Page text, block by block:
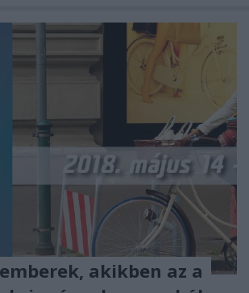
akikben az a